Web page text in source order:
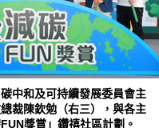
中和及可持續發展委員會主
裁陳欽勉（右三），與各主
獎賞」鑽禧社區計劃。